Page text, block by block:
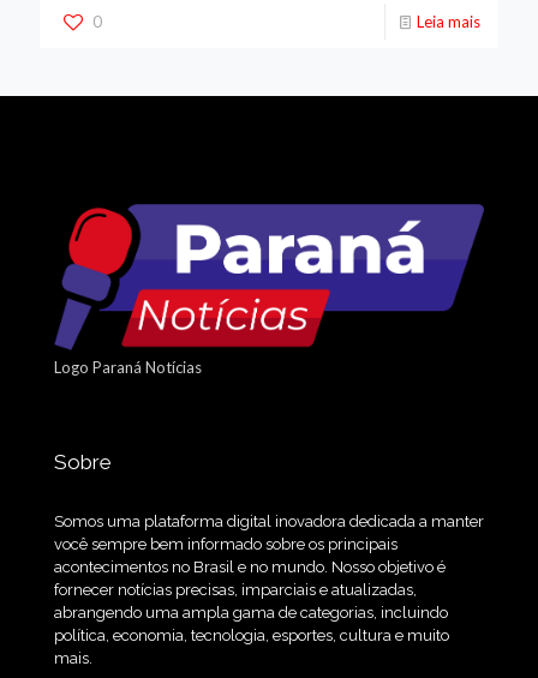
0 Leia mais
Logo Paraná Notícias
Sobre
Somos uma plataforma digital inovadora dedicada a manter
você sempre bem informado sobre os principais
acontecimentos no Brasil e no mundo. Nosso objetivo é
fornecer notícias precisas, imparciais e atualizadas,
abrangendo uma ampla gama de categorias, incluindo
política, economia, tecnologia, esportes, cultura e muito
mais.